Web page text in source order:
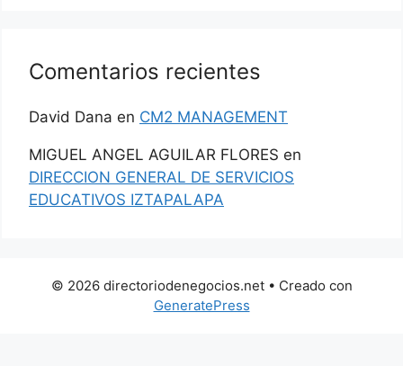
Comentarios recientes
David Dana en CM2 MANAGEMENT
MIGUEL ANGEL AGUILAR FLORES en
DIRECCION GENERAL DE SERVICIOS
EDUCATIVOS IZTAPALAPA
© 2026 directoriodenegocios.net• Creado con
GeneratePress